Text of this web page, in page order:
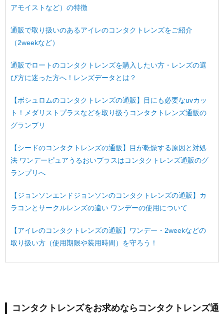
アモイストなど）の特徴
通販で取り扱いのあるアイレのコンタクトレンズをご紹介
（2weekなど）
通販でロートのコンタクトレンズを購入したい方・レンズの選
び方に迷った方へ！レンズデータとは？
【ボシュロムのコンタクトレンズの通販】目にも必要なuvカッ
ト！メダリストプラスなどを取り扱うコンタクトレンズ通販の
グランプリ
【シードのコンタクトレンズの通販】目が乾燥する原因と対処
法 ワンデーピュアうるおいプラスはコンタクトレンズ通販のグ
ランプリへ
【ジョンソンエンドジョンソンのコンタクトレンズの通販】カ
ラコンとサークルレンズの違い ワンデーの使用について
【アイレのコンタクトレンズの通販】ワンデー・2weekなどの
取り扱い方（使用期限や装用時間）を守ろう！
コンタクトレンズをお求めならコンタクトレンズ通